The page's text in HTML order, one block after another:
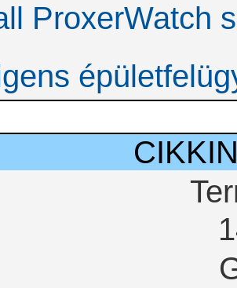
ProxerWatch